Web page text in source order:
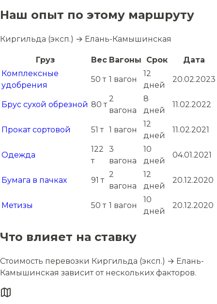
Наш опыт по этому маршруту
Киргильда (эксп.) → Елань-Камышинская
Груз Вес Вагоны Срок
Дата
Комплексные
удобрения
50 т 1 вагон
12
дней
20.02.2023
Брус сухой обрезной 80 т
2
вагона
8
дней
11.02.2022
Прокат сортовой 51 т 1 вагон
12
дней
11.02.2021
Одежда
122
т
3
вагона
10
дней
04.01.2021
Бумага в пачках 91 т
2
вагона
12
дней
20.12.2020
Метизы 50 т 1 вагон
10
дней
20.12.2020
Что влияет на ставку
Стоимость перевозки Киргильда (эксп.) → Елань-
Камышинская зависит от нескольких факторов.